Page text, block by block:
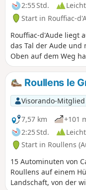
2:55 Std.
Leicht
Start in Rouffiac-
Rouffiac-d'Aude liegt
das Tal der Aude und
Oben auf dem Weg
Blick über das Razès
Montagne Noire. Sie
Relief der Malpère.
Markierungen und
Roullens le
Visorando-Mitglied
7,57 km
+101
2:25 Std.
Leicht
Start in Roullens
15 Autominuten von
Roullens auf einem
Landschaft, von der